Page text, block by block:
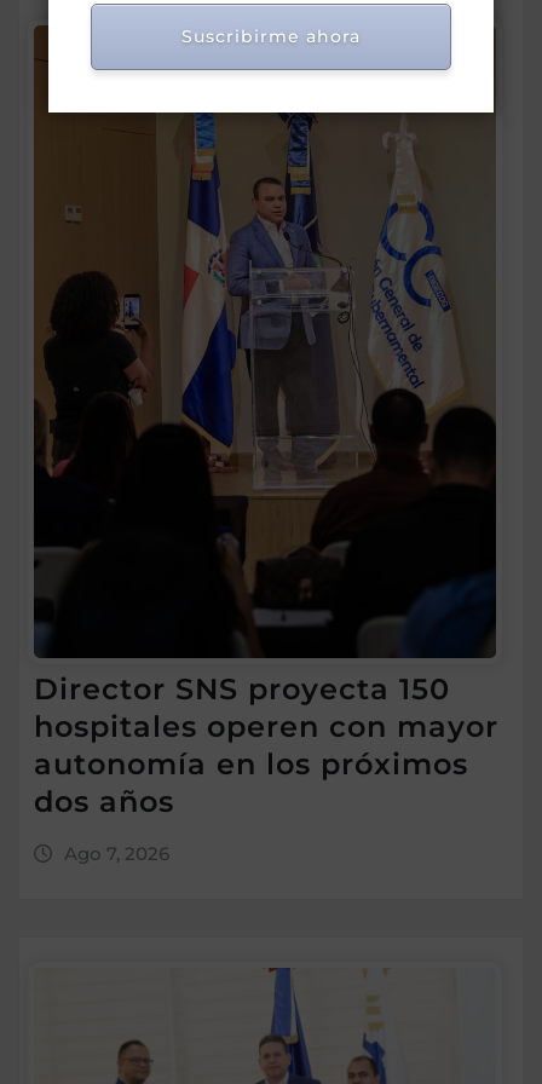
Director SNS proyecta 150
hospitales operen con mayor
autonomía en los próximos
dos años
Ago 7, 2026
Suscribirme ahora